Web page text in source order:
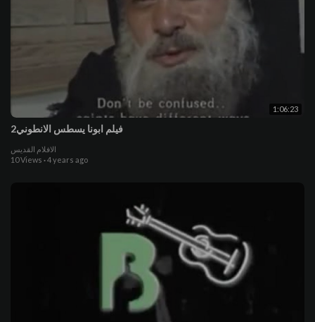
1:06:23
فيلم ابونا يسطس الانطوني2
الافلام القديس
10 Views ·4 years ago